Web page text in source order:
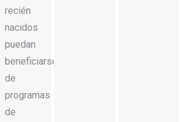
recién
nacidos
puedan
beneficiarse
de
programas
de